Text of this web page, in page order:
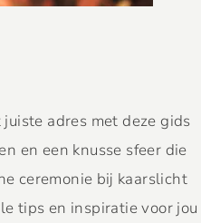
adres met deze gids
en een knusse sfeer die
ceremonie bij kaarslicht
tips en inspiratie voor jou